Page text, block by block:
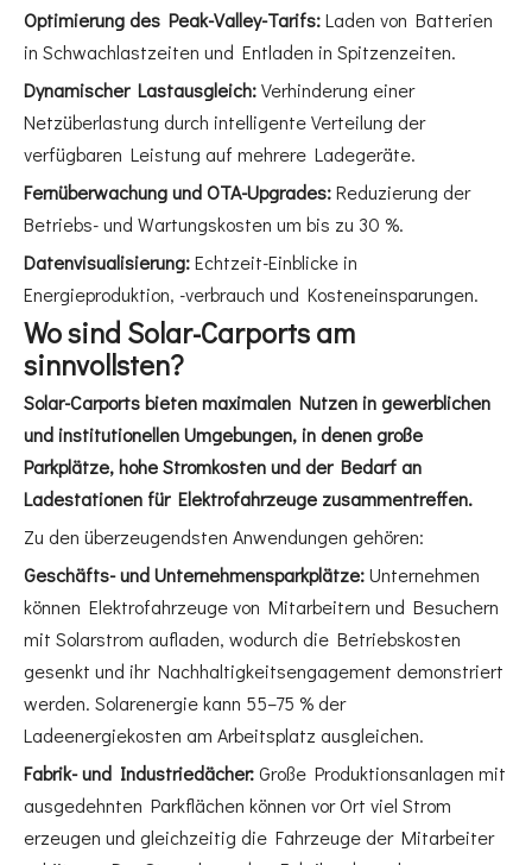
Optimierung des Peak-Valley-Tarifs:Laden von Batterien
in Schwachlastzeiten und Entladen in Spitzenzeiten.
Dynamischer Lastausgleich:Verhinderung einer
Netzüberlastung durch intelligente Verteilung der
verfügbaren Leistung auf mehrere Ladegeräte.
Fernüberwachung und OTA-Upgrades:Reduzierung der
Betriebs- und Wartungskosten um bis zu 30 %.
Datenvisualisierung:Echtzeit-Einblicke in
Energieproduktion, -verbrauch und Kosteneinsparungen.
Wo sind Solar-Carports am
sinnvollsten?
Solar-Carports bieten maximalen Nutzen in gewerblichen
und institutionellen Umgebungen, in denen große
Parkplätze, hohe Stromkosten und der Bedarf an
Ladestationen für Elektrofahrzeuge zusammentreffen.
Zu den überzeugendsten Anwendungen gehören:
Geschäfts- und Unternehmensparkplätze:Unternehmen
können Elektrofahrzeuge von Mitarbeitern und Besuchern
mit Solarstrom aufladen, wodurch die Betriebskosten
gesenkt und ihr Nachhaltigkeitsengagement demonstriert
werden. Solarenergie kann 55–75 % der
Ladeenergiekosten am Arbeitsplatz ausgleichen.
Fabrik- und Industriedächer:Große Produktionsanlagen mit
ausgedehnten Parkflächen können vor Ort viel Strom
erzeugen und gleichzeitig die Fahrzeuge der Mitarbeiter